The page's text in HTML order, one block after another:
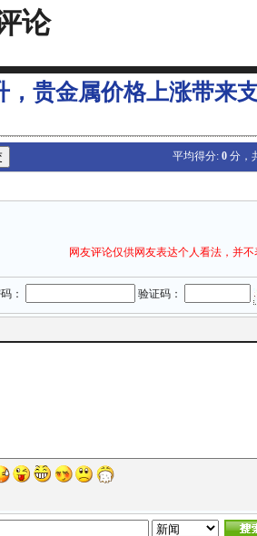
论
，贵金属价格上涨带来
平均得分: 0 分，
网友评论仅供网友表达个人看法，并
： 验证码：